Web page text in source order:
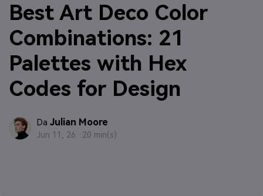
Best Art Deco Color
Combinations: 21
Palettes with Hex
Codes for Design
Da Julian Moore
Jun 11, 26 · 20 min(s)